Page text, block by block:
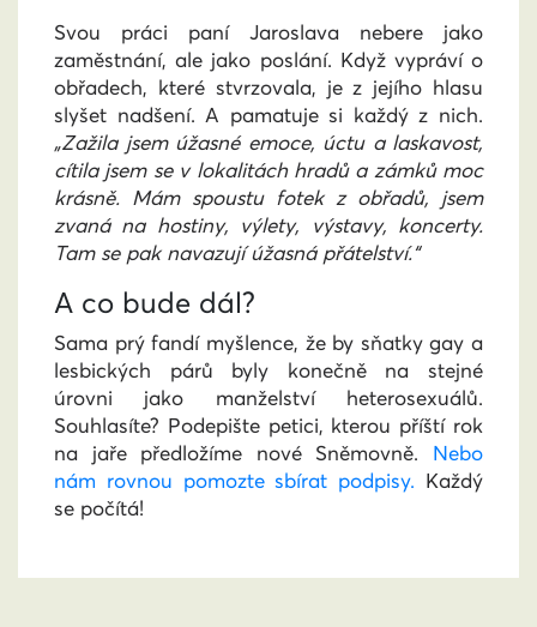
Svou práci paní Jaroslava nebere jako
zaměstnání, ale jako poslání. Když vypráví o
obřadech, které stvrzovala, je z jejího hlasu
slyšet nadšení. A pamatuje si každý z nich.
„Zažila jsem úžasné emoce, úctu a laskavost,
cítila jsem se v lokalitách hradů a zámků moc
krásně. Mám spoustu fotek z obřadů, jsem
zvaná na hostiny, výlety, výstavy, koncerty.
Tam se pak navazují úžasná přátelství.“
A co bude dál?
Sama prý fandí myšlence, že by sňatky gay a
lesbických párů byly konečně na stejné
úrovni jako manželství heterosexuálů.
Souhlasíte? Podepište petici, kterou příští rok
na jaře předložíme nové Sněmovně. Nebo
nám rovnou pomozte sbírat podpisy. Každý
se počítá!